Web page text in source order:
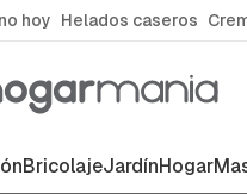
hoy Helados caseros
BricolajeJardínHogar